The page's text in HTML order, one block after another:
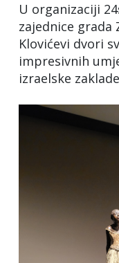
U organizaciji
zajednice grada
Klovićevi dvori
impresivnih
izraelske